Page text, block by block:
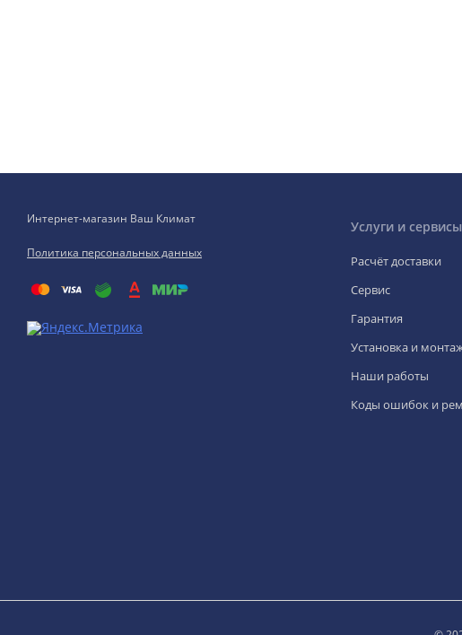
Интернет-магазин Ваш Климат
Политика персональных данных
Услуги и сервисы
Расчёт доставки
Сервис
Гарантия
Установка и
Наши работы
Коды ошибок и